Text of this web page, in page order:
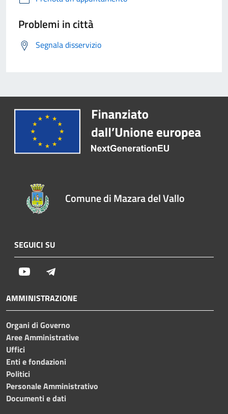
Problemi in città
Segnala disservizio
Comune di Mazara del Vallo
SEGUICI SU
Youtube
AMMINISTRAZIONE
Organi di Governo
Aree Amministrative
Uffici
Enti e fondazioni
Politici
Personale Amministrativo
Documenti e dati